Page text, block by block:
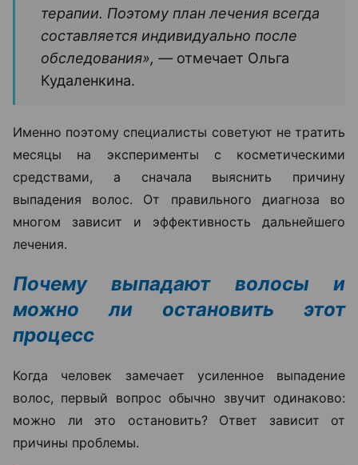
терапии. Поэтому план лечения всегда
составляется индивидуально после
обследования», — отмечает Ольга
Кудаленкина.
Именно поэтому специалисты советуют не тратить
месяцы на эксперименты с косметическими
средствами, а сначала выяснить причину
выпадения волос. От правильного диагноза во
многом зависит и эффективность дальнейшего
лечения.
Почему выпадают волосы и
можно ли остановить этот
процесс
Когда человек замечает усиленное выпадение
волос, первый вопрос обычно звучит одинаково:
можно ли это остановить? Ответ зависит от
причины проблемы.